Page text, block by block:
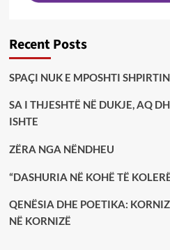
Recent Posts
SPAÇI NUK E MPOSHTI SHPIRTIN
SA I THJESHTË NË DUKJE, AQ
ISHTE
ZËRA NGA NËNDHEU
“DASHURIA NË KOHË TË
QENËSIA DHE POETIKA:
NË KORNIZË